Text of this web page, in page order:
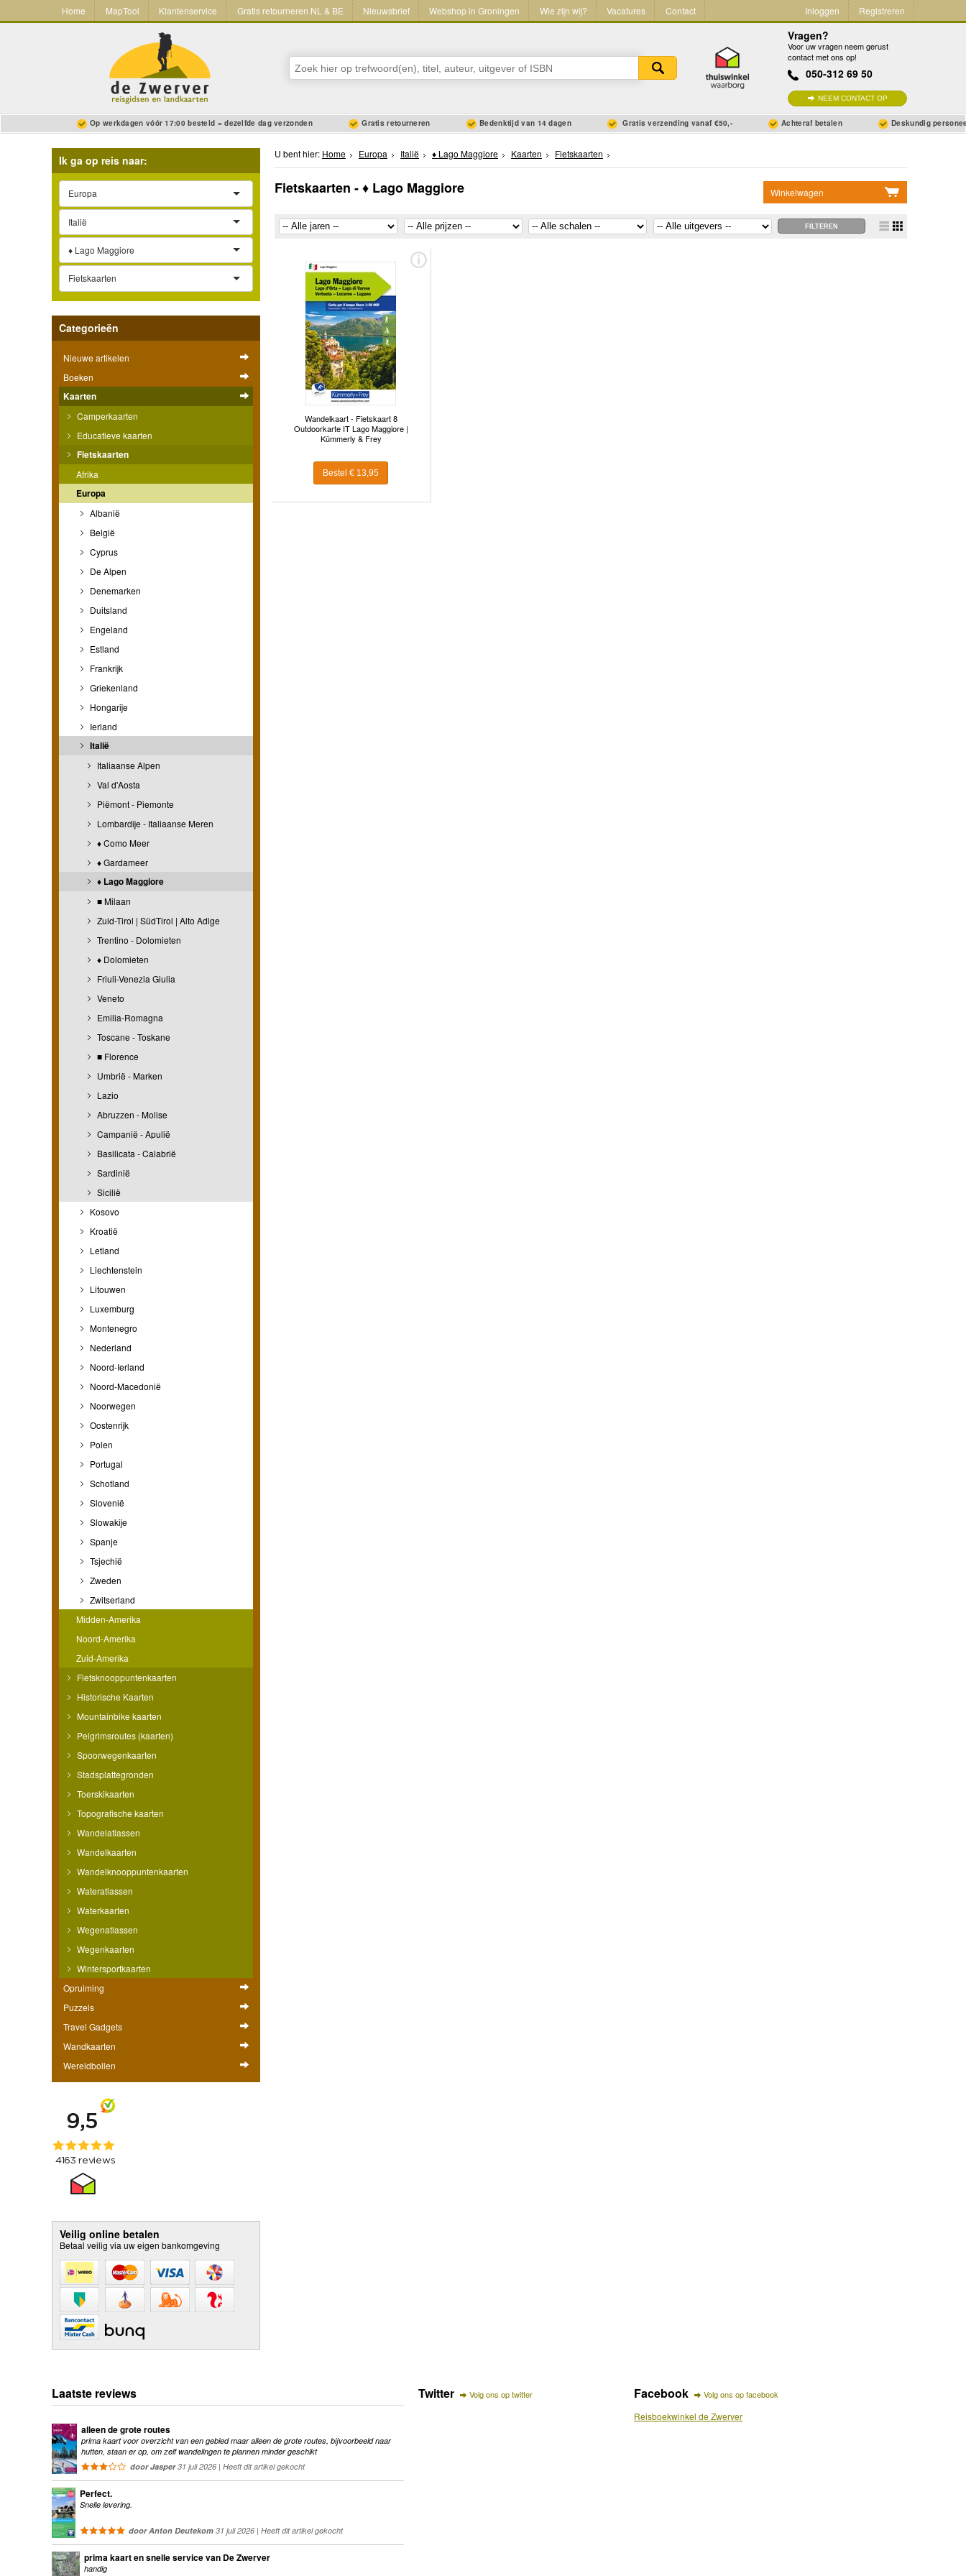
Home MapTool Klantenservice Gratis retourneren NL & BE Nieuwsbrief Webshop in Groningen Wie zijn wij? Vacatures Contact Inloggen Registreren
Vragen?
Voor uw vragen neem gerust
contact met ons op!
050-312 69 50
NEEM CONTACT OP
Op werkdagen vóór 17:00 besteld = dezelfde dag verzonden Gratis retourneren Bedenktijd van 14 dagen Gratis verzending vanaf €50,- Achteraf betalen Deskundig
Ik ga op reis naar:
Europa
Italië
♦ Lago Maggiore
Fietskaarten
Categorieën
Nieuwe artikelen
Boeken
Kaarten
Camperkaarten
Educatieve kaarten
Fietskaarten
Afrika
Europa
Albanië
België
Cyprus
De Alpen
Denemarken
Duitsland
Engeland
Estland
Frankrijk
Griekenland
Hongarije
Ierland
Italië
Italiaanse Alpen
Val d'Aosta
Piëmont - Piemonte
Lombardije - Italiaanse Meren
♦ Como Meer
♦ Gardameer
♦ Lago Maggiore
■ Milaan
Zuid-Tirol | SüdTirol | Alto Adige
Trentino - Dolomieten
♦ Dolomieten
Friuli-Venezia Giulia
Veneto
Emilia-Romagna
Toscane - Toskane
■ Florence
Umbrië - Marken
Lazio
Abruzzen - Molise
Campanië - Apulië
Basilicata - Calabrië
Sardinië
Sicilië
Kosovo
Kroatië
Letland
Liechtenstein
Litouwen
Luxemburg
Montenegro
Nederland
Noord-Ierland
Noord-Macedonië
Noorwegen
Oostenrijk
Polen
Portugal
Schotland
Slovenië
Slowakije
Spanje
Tsjechië
Zweden
Zwitserland
Midden-Amerika
Noord-Amerika
Zuid-Amerika
Fietsknooppuntenkaarten
Historische Kaarten
Mountainbike kaarten
Pelgrimsroutes (kaarten)
Spoorwegenkaarten
Stadsplattegronden
Toerskikaarten
Topografische kaarten
Wandelatlassen
Wandelkaarten
Wandelknooppuntenkaarten
Wateratlassen
Waterkaarten
Wegenatlassen
Wegenkaarten
Wintersportkaarten
Opruiming
Puzzels
Travel Gadgets
Wandkaarten
Wereldbollen
Veilig online betalen
Betaal veilig via uw eigen bankomgeving
U bent hier: Home Europa Italië ♦ Lago Maggiore Kaarten Fietskaarten
Winkelwagen
Ga naar winkelwagen
Fietskaarten - ♦ Lago Maggiore
Wandelkaart - Fietskaart 8
Outdoorkarte IT Lago Maggiore |
Kümmerly & Frey
Bestel € 13,95
Laatste reviews
alleen de grote routes
prima kaart voor overzicht van een gebied maar alleen de grote routes, bijvoorbeeld naar
hutten, staan er op, om zelf wandelingen te plannen minder geschikt
door Jasper31 juli 2026 | Heeft dit artikel gekocht
Perfect.
Snelle levering.
door Anton Deutekom 31 juli 2026 | Heeft dit artikel gekocht
prima kaart en snelle service van De Zwerver
handig
Twitter Volg ons op twitter Facebook Volg ons op facebook
Reisboekwinkel de Zwerver